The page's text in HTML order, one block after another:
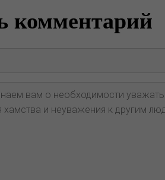
комментарий